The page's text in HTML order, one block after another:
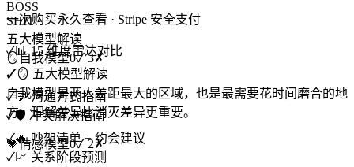
BOSS
SHIT
五大模型解读
🪞自我模型0✓3✗
自我模型是两人差距最大的区域，也是最需要花时间磨合的地
方。理解差异比消灭差异更重要。
💗情感模型0✓ 2✗
一次购买永久查看 · Stripe 安全支付
✓📊 15 维度雷达对比
✓🪞 五大模型解读
✓💬 沟通方式指南
✓🛡️ 冲突解决指南
✓🔥 吵架清单 + 约会建议
✓📈 关系阶段预测